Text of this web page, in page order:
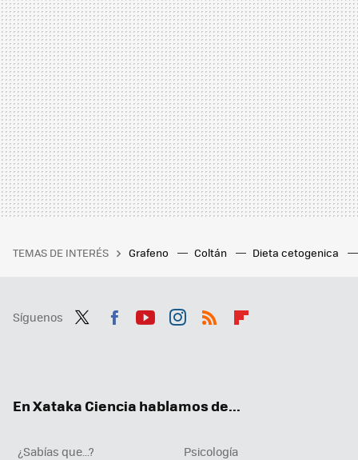
TEMAS DE INTERÉS Grafeno Coltán Dieta cetogenica
Síguenos
En Xataka Ciencia hablamos de...
¿Sabías que...?
Psicología